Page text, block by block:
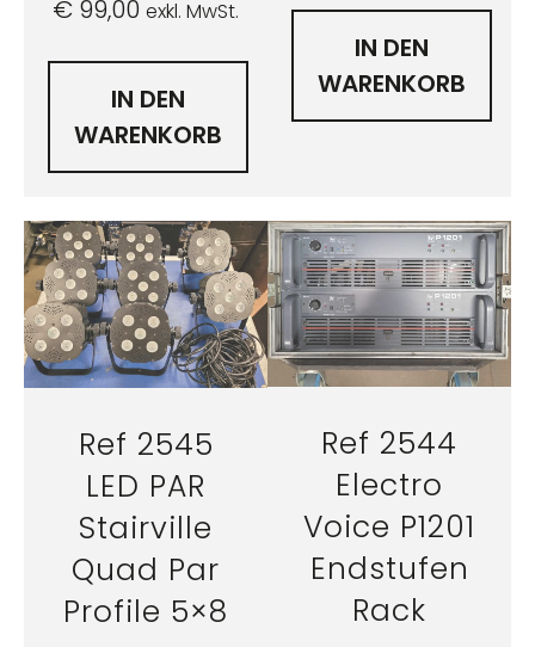
€ 99,00 exkl. MwSt.
IN DEN
WARENKORB
IN DEN
WARENKORB
Ref 2545
LED PAR
Stairville
Quad Par
Profile 5×8
Ref 2544
Electro
Voice P1201
Endstufen
Rack